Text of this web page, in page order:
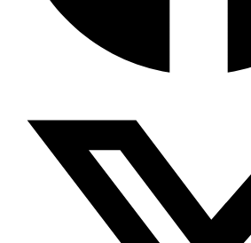
ভারত মহাসাগরের অশ্রু: